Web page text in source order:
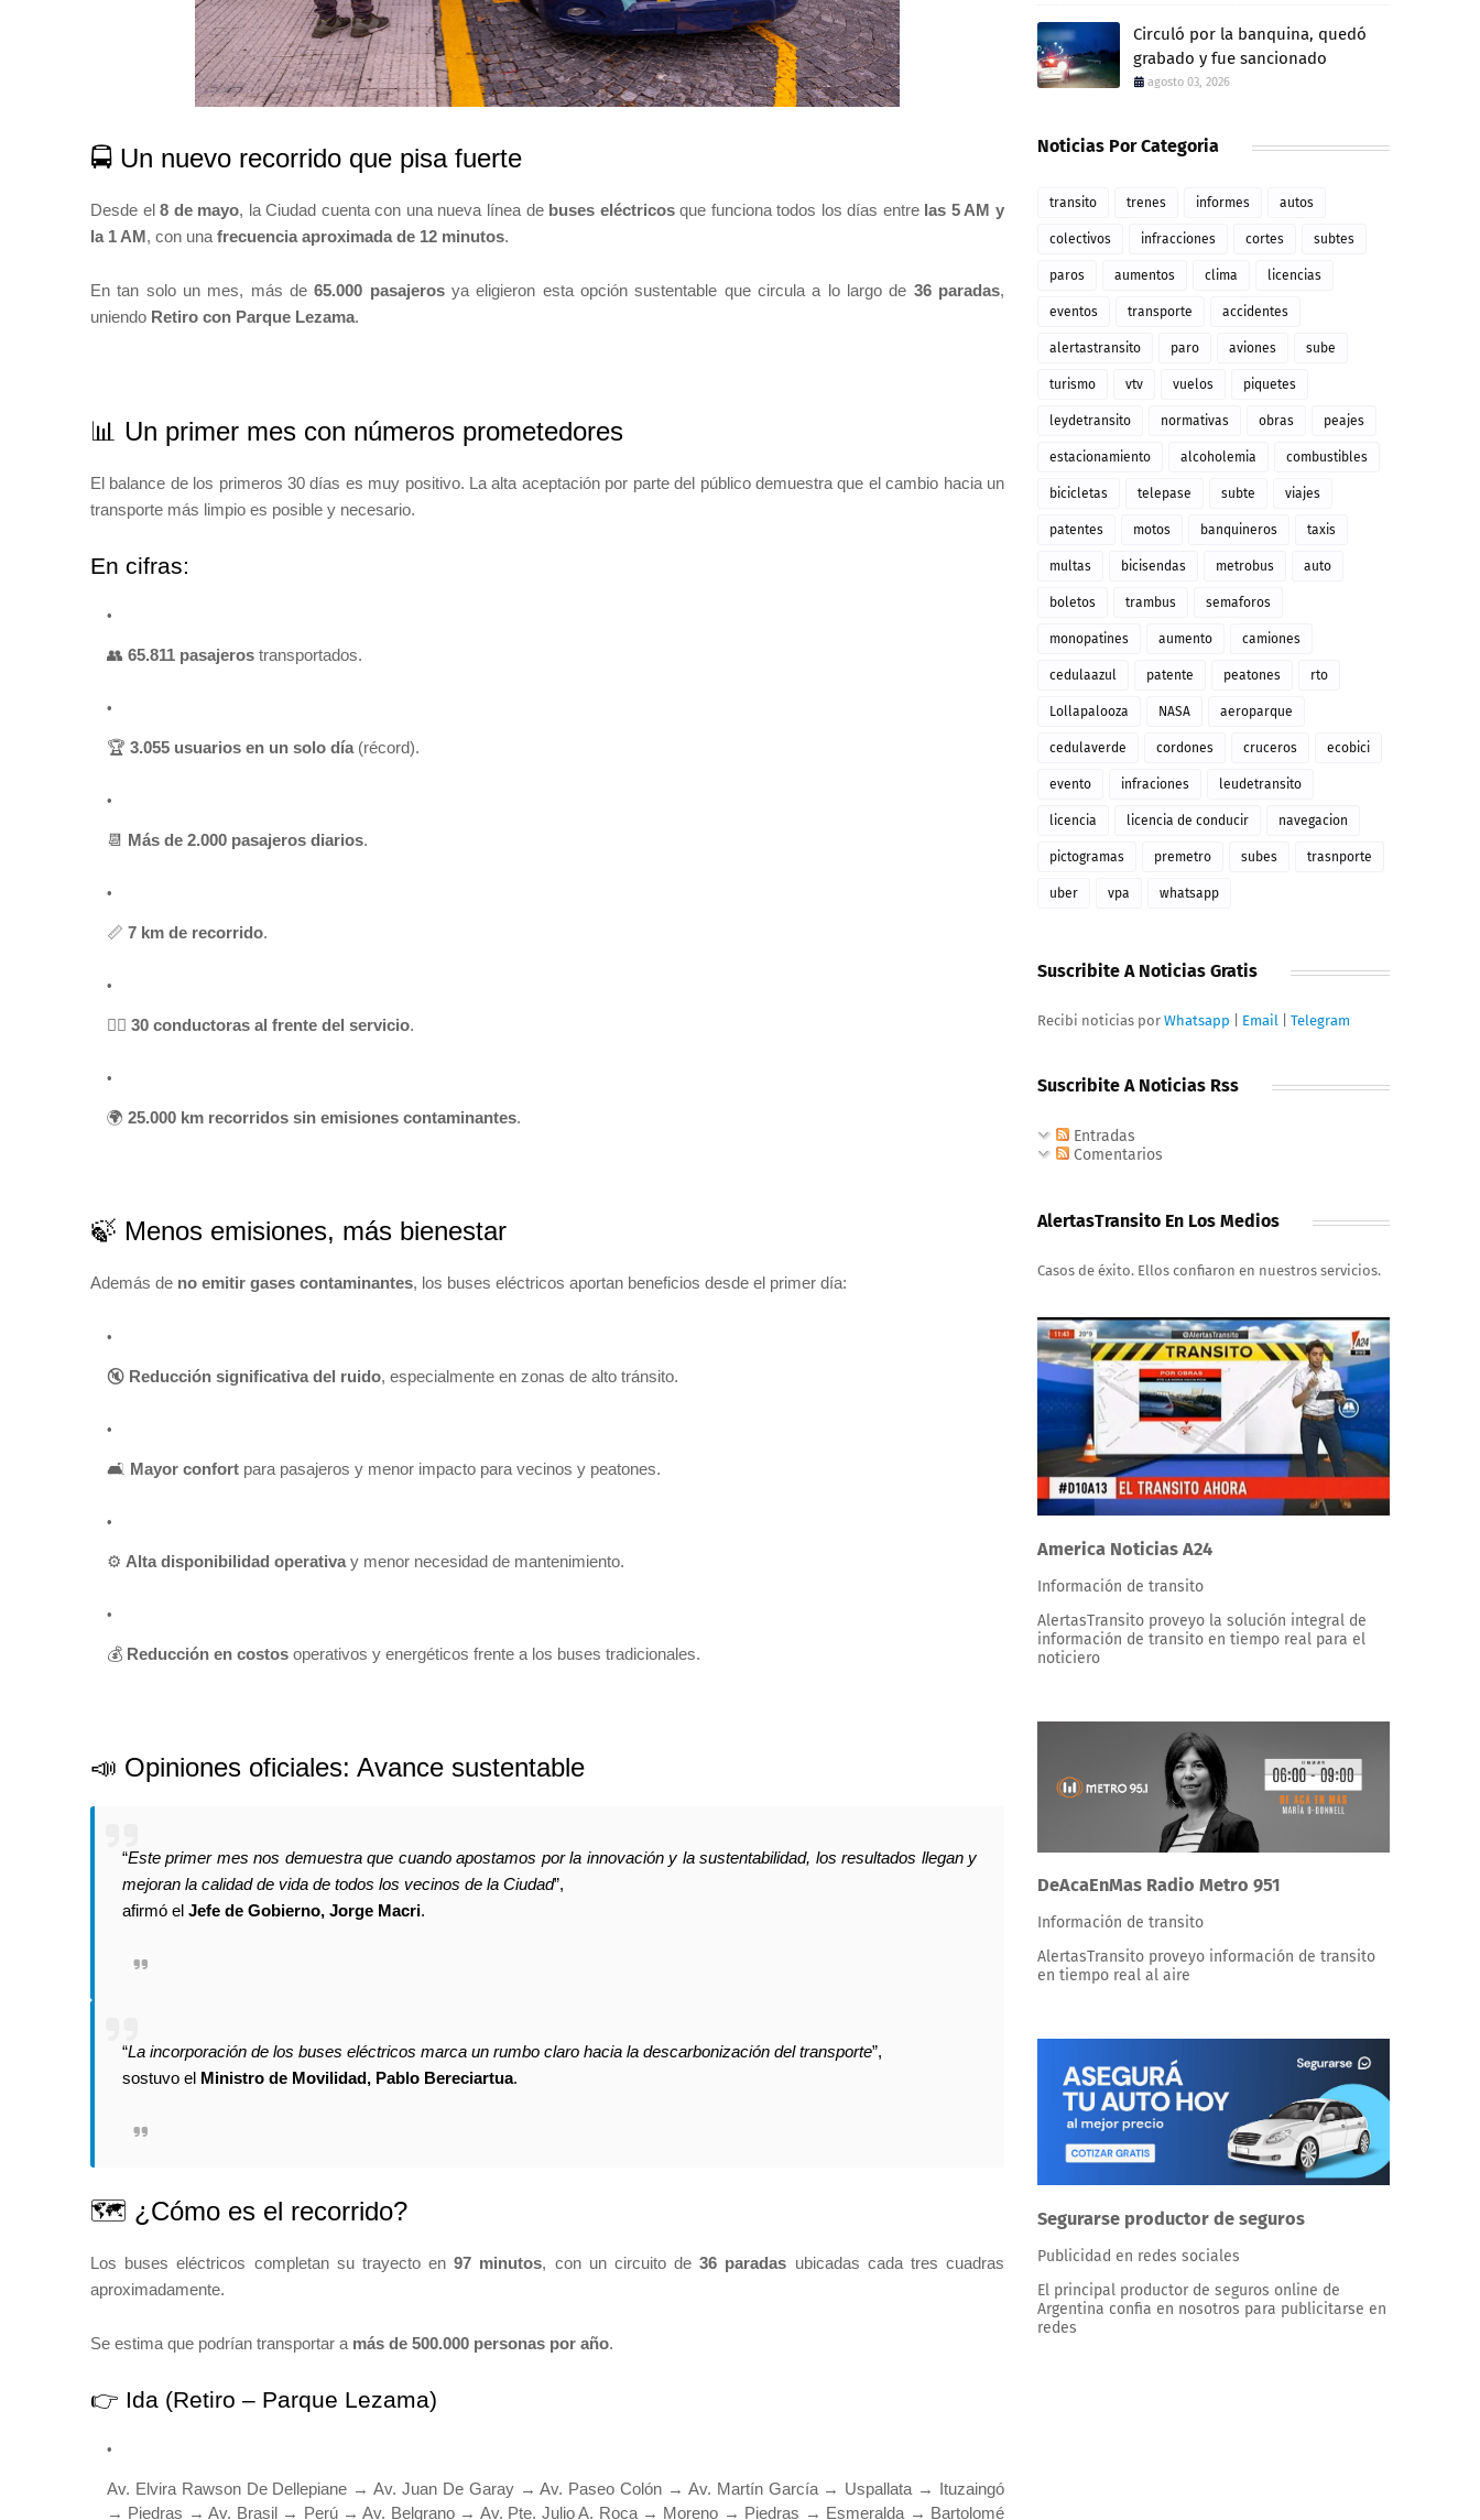
🚍 Un nuevo recorrido que pisa fuerte
Desde el8 de mayo, la Ciudad cuenta con una nueva línea de buses eléctricosque funciona todos los días entre las 5 AM y
la 1 AM, con una frecuencia aproximada de 12 minutos.
En tan solo un mes, más de65.000 pasajerosya eligieron esta opción sustentable que circula a lo largo de 36 paradas,
uniendo Retiro con Parque Lezama.
📊 Un primer mes con números prometedores
El balance de los primeros 30 días es muy positivo. La alta aceptación por parte del público demuestra que el cambio hacia un
transporte más limpio es posible y necesario.
En cifras:
👥 65.811 pasajeros transportados.
🏆 3.055 usuarios en un solo día (récord).
📆 Más de 2.000 pasajeros diarios.
📏 7 km de recorrido.
👩‍✈️ 30 conductoras al frente del servicio.
🌍 25.000 km recorridos sin emisiones contaminantes.
🍃 Menos emisiones, más bienestar
Además de no emitir gases contaminantes, los buses eléctricos aportan beneficios desde el primer día:
🔇 Reducción significativa del ruido, especialmente en zonas de alto tránsito.
🛋️ Mayor confort para pasajeros y menor impacto para vecinos y peatones.
⚙️ Alta disponibilidad operativa y menor necesidad de mantenimiento.
💰 Reducción en costos operativos y energéticos frente a los buses tradicionales.
📣 Opiniones oficiales: Avance sustentable
“Este primer mes nos demuestra que cuando apostamos por la innovación y la sustentabilidad, los resultados llegan y
mejoran la calidad de vida de todos los vecinos de la Ciudad”,
afirmó el Jefe de Gobierno, Jorge Macri.
“La incorporación de los buses eléctricos marca un rumbo claro hacia la descarbonización del transporte”,
sostuvo el Ministro de Movilidad, Pablo Bereciartua.
🗺️ ¿Cómo es el recorrido?
Los buses eléctricos completan su trayecto en97 minutos, con un circuito de36 paradas ubicadas cada tres cuadras
aproximadamente.
Se estima que podrían transportar a más de 500.000 personas por año.
👉 Ida (Retiro – Parque Lezama)
Av. Elvira Rawson De Dellepiane → Av. Juan De Garay → Av. Paseo Colón → Av. Martín García → Uspallata → Ituzaingó
→ Piedras → Av. Brasil → Perú → Av. Belgrano → Av. Pte. Julio A. Roca → Moreno → Piedras → Esmeralda → Bartolomé
Circuló por la banquina, quedó
grabado y fue sancionado
agosto 03, 2026
Noticias Por Categoria
transito trenes informes autos
colectivos infracciones cortes subtes
paros aumentos clima licencias
eventos transporte accidentes
alertastransito paro aviones sube
turismo vtv vuelos piquetes
leydetransito normativas obras peajes
estacionamiento alcoholemia combustibles
bicicletas telepase subte viajes
patentes motos banquineros taxis
multas bicisendas metrobus auto
boletos trambus semaforos
monopatines aumento camiones
cedulaazul patente peatones rto
Lollapalooza NASA aeroparque
cedulaverde cordones cruceros ecobici
evento infraciones leudetransito
licencia licencia de conducir navegacion
pictogramas premetro subes trasnporte
uber vpa whatsapp
Suscribite A Noticias Gratis
Recibi noticias por Whatsapp Email Telegram
Suscribite A Noticias Rss
Entradas
Comentarios
AlertasTransito En Los Medios
Casos de éxito. Ellos confiaron en nuestros servicios.
America Noticias A24
Información de transito
AlertasTransito proveyo la solución integral de
información de transito en tiempo real para el
noticiero
DeAcaEnMas Radio Metro 951
Información de transito
AlertasTransito proveyo información de transito
en tiempo real al aire
Segurarse productor de seguros
Publicidad en redes sociales
El principal productor de seguros online de
Argentina confia en nosotros para publicitarse en
redes